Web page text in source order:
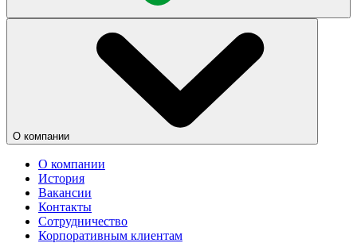
О компании
О компании
История
Вакансии
Контакты
Сотрудничество
Корпоративным клиентам